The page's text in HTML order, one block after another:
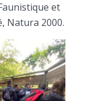
et
Natura 2000.